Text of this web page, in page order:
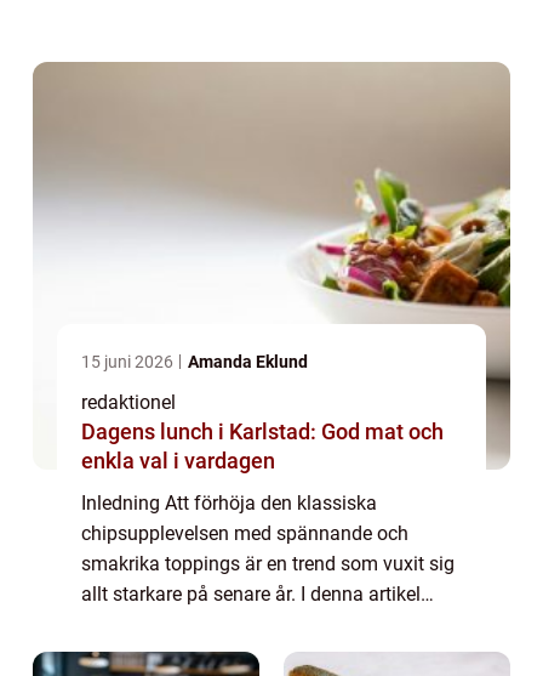
15 juni 2026 Amanda Eklund
redaktionel
Dagens lunch i Karlstad: God mat och
enkla val i vardagen
Inledning Att förhöja den klassiska
chipsupplevelsen med spännande och
smakrika toppings är en trend som vuxit sig
allt starkare på senare år. I denna artikel
topping” och ta en titt på dess olika f...